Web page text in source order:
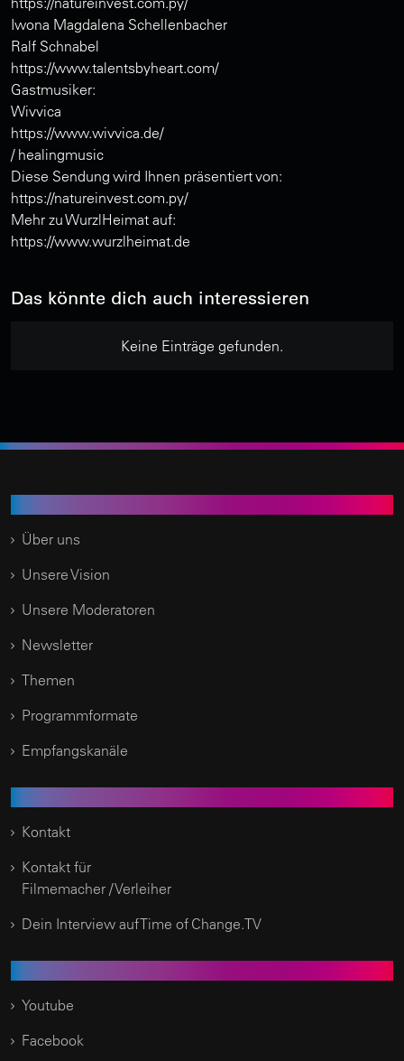
Iwona Magdalena Schellenbacher
Ralf Schnabel
https://www.talentsbyheart.com/
Gastmusiker:
Wivvica
https://www.wivvica.de/
/ healingmusic
Diese Sendung wird Ihnen präsentiert von:
https://natureinvest.com.py/
Mehr zu WurzlHeimat auf:
https://www.wurzlheimat.de
Das könnte dich auch interessieren
Keine Einträge gefunden.
Über uns
Unsere Vision
Unsere Moderatoren
Newsletter
Themen
Programmformate
Empfangskanäle
Kontakt
Kontakt für
Filmemacher / Verleiher
Dein Interview auf Time of Change.TV
Youtube
Facebook